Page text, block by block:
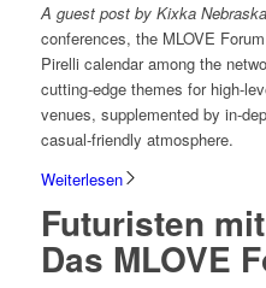
A guest post by Kixka Nebraska
conferences, the MLOVE
Pirelli calendar among the
cutting-edge themes for high-
venues, supplemented by in-
casual-friendly atmosphere.
Weiterlesen
Futuristen
Das MLOVE